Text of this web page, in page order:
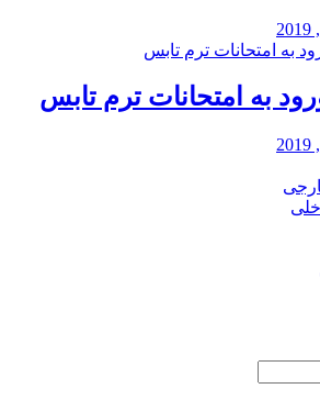
به امتحانات ترم تابس